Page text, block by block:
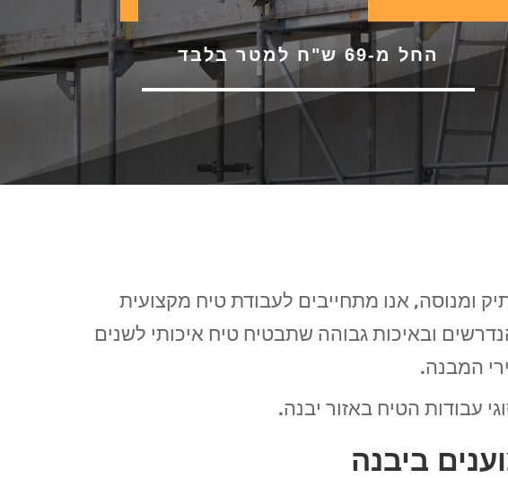
החל מ-69 ש"ח למטר בלבד
ומנוסה, אנו מתחייבים לעבודת טיח מקצועית
ובאיכות גבוהה שתבטיח טיח איכותי לשנים
המבנה.
עבודות הטיח באזור יבנה.
ביבנה